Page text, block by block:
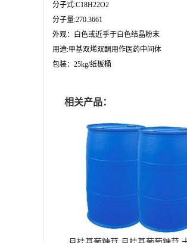
分子式:C18H22O2
分子量:270.3661
外观：白色或近乎于白色结晶粉末
用途:甲基双烯双酮用作医药中间体
包装：25kg/纸板桶
相关产品：